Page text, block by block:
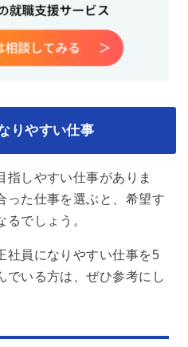
りやすい仕事
指しやすい仕事がありま
った仕事を選ぶと、希望す
でしょう。
社員になりやすい仕事を5
でいる方は、ぜひ参考にし